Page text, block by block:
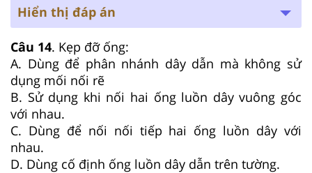
Hiển thị đáp án
Câu 14. Kẹp đỡ ống:
A. Dùng để phân nhánh dây dẫn mà không sử
dụng mối nối rẽ
B. Sử dụng khi nối hai ống luồn dây vuông góc
với nhau.
C. Dùng để nối nối tiếp hai ống luồn dây với
nhau.
D. Dùng cố định ống luồn dây dẫn trên tường.